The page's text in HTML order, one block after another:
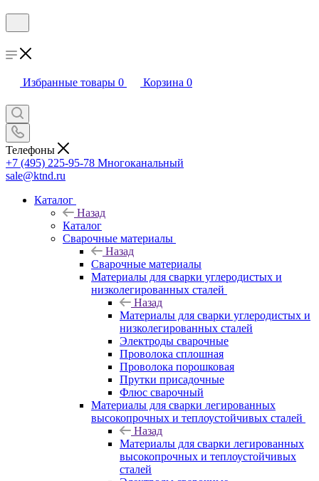
Избранные товары 0 Корзина 0
Телефоны
+7 (495) 225-95-78 Многоканальный
sale@ktnd.ru
Каталог
Назад
Каталог
Сварочные материалы
Назад
Сварочные материалы
Материалы для сварки углеродистых и
низколегированных сталей
Назад
Материалы для сварки углеродистых и
низколегированных сталей
Электроды сварочные
Проволока сплошная
Проволока порошковая
Прутки присадочные
Флюс сварочный
Материалы для сварки легированных
высокопрочных и теплоустойчивых сталей
Назад
Материалы для сварки легированных
высокопрочных и теплоустойчивых
сталей